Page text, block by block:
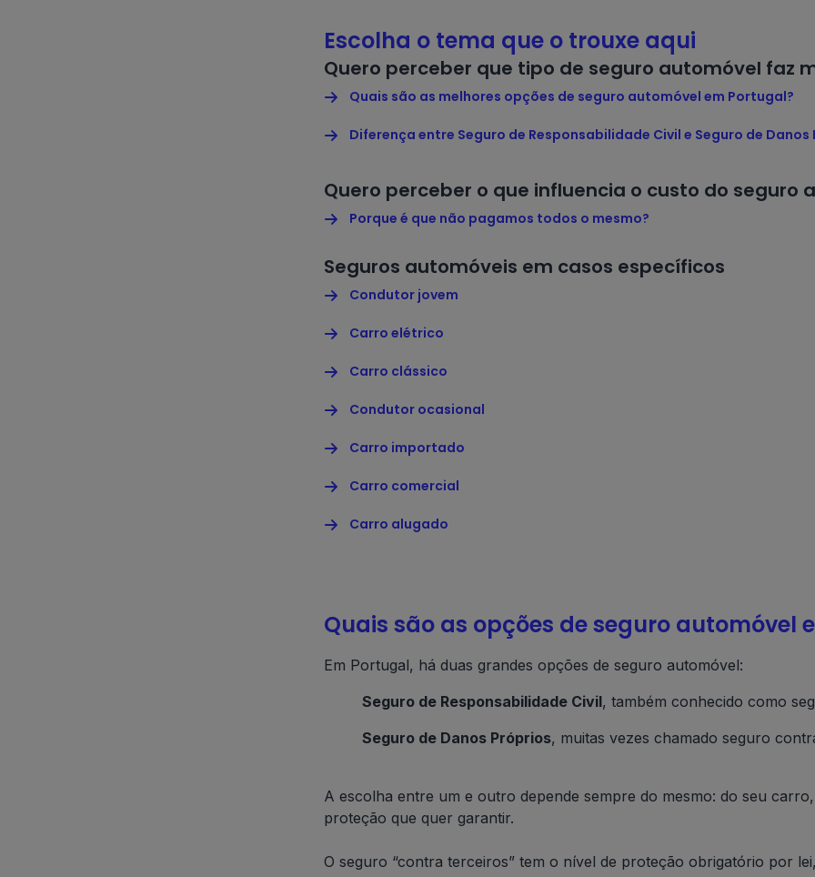
Escolha o tema que o trouxe aqui
Quero perceber que tipo de seguro automóvel faz
Quais são as melhores opções de seguro automóvel em Portugal?
Diferença entre Seguro de Responsabilidade Civil e Seguro de Danos
Quero perceber o que influencia o custo do seguro
Porque é que não pagamos todos o mesmo?
Seguros automóveis em casos específicos
Condutor jovem
Carro elétrico
Carro clássico
Condutor ocasional
Carro importado
Carro comercial
Carro alugado
Quais são as opções de seguro automóvel
Em Portugal, há duas grandes opções de seguro automóvel:
Seguro de Responsabilidade Civil, também conhecido como
Seguro de Danos Próprios, muitas vezes chamado seguro
A escolha entre um e outro depende sempre do mesmo: do seu
proteção que quer garantir.
O seguro “contra terceiros” tem o nível de proteção obrigatório por